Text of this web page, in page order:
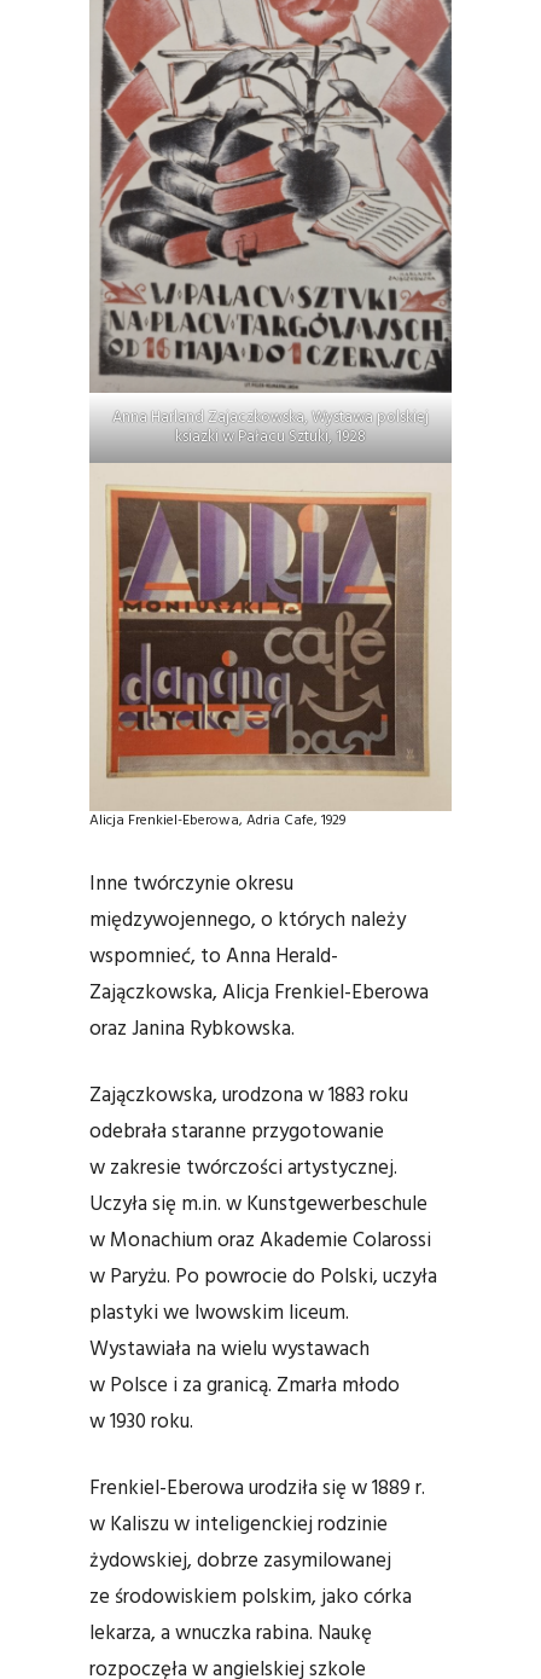
Anna Harland Zajaczkowska, Wystawa polskiej
ksiazki w Pałacu Sztuki, 1928
Alicja Frenkiel-Eberowa, Adria Cafe, 1929
Inne twórczynie okresu
międzywojennego, o których należy
wspomnieć, to Anna Herald-
Zajączkowska, Alicja Frenkiel-Eberowa
oraz Janina Rybkowska.
Zajączkowska, urodzona w 1883 roku
odebrała staranne przygotowanie
w zakresie twórczości artystycznej.
Uczyła się m.in. w Kunstgewerbeschule
w Monachium oraz Akademie Colarossi
w Paryżu. Po powrocie do Polski, uczyła
plastyki we lwowskim liceum.
Wystawiała na wielu wystawach
w Polsce i za granicą. Zmarła młodo
w 1930 roku.
Frenkiel-Eberowa urodziła się w 1889 r.
w Kaliszu w inteligenckiej rodzinie
żydowskiej, dobrze zasymilowanej
ze środowiskiem polskim, jako córka
lekarza, a wnuczka rabina. Naukę
rozpoczęła w angielskiej szkole